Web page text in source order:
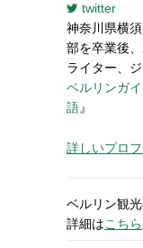
twitter
神奈川県横
部を卒業後
ライター、
ベルリンガ
語』
詳しいプロ
ベルリン観
詳細はこちら